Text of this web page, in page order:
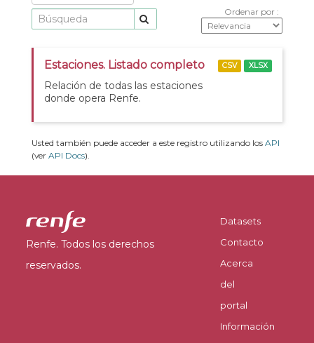
Ordenar por
Estaciones. Listado completo
Relación de todas las estaciones
donde opera Renfe.
CSV XLSX
Usted también puede acceder a este registro utilizando los API
(ver API Docs).
Renfe. Todos los derechos
reservados.
Datasets
Contacto
Acerca
del
portal
Información